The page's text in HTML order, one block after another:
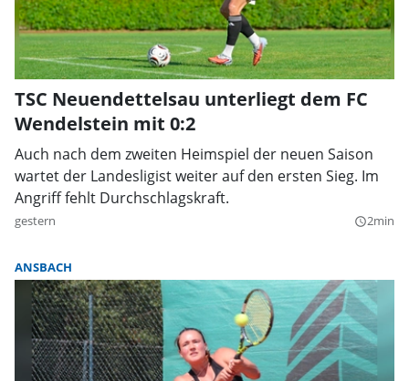
TSC Neuendettelsau unterliegt dem FC
Wendelstein mit 0:2
Auch nach dem zweiten Heimspiel der neuen Saison
wartet der Landesligist weiter auf den ersten Sieg. Im
Angriff fehlt Durchschlagskraft.
gestern query_builder2min
ANSBACH